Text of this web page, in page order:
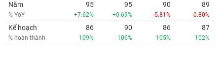
Năm
% YoY
95
+7.62%
95
+0.69%
90
-5.81%
89
-0.80%
Kế hoạch
% hoàn thành
86
109%
90
106%
86
105%
87
102%